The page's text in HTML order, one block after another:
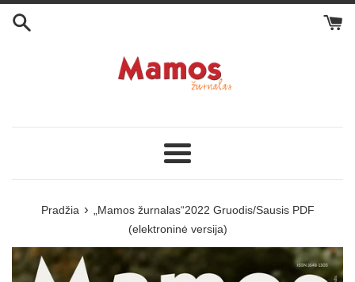
Eiti
Meniu
Pradžia › „Mamos žurnalas“2022 Gruodis/Sausis PDF
(elektroninė versija)